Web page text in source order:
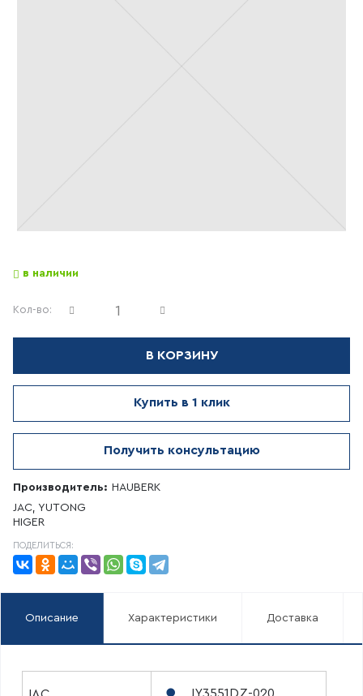
в наличии
Кол-во:
В КОРЗИНУ
Купить в 1 клик
Получить консультацию
Производитель: HAUBERK
JAC, YUTONG
HIGER
ПОДЕЛИТЬСЯ:
Описание Характеристики Доставка